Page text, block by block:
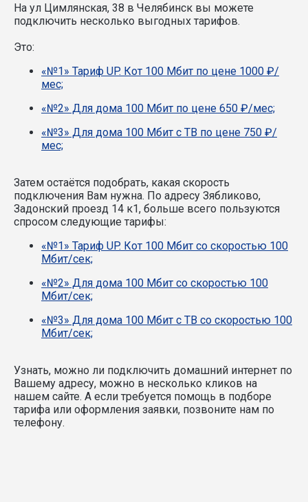
На ул Цимлянская, 38 в Челябинск вы можете
подключить несколько выгодных тарифов.
Это:
«№1» Тариф UP. Кот 100 Мбит по цене 1000 ₽/
мес;
«№2» Для дома 100 Мбит по цене 650 ₽/мес;
«№3» Для дома 100 Мбит с ТВ по цене 750 ₽/
мес;
Затем остаётся подобрать, какая скорость
подключения Вам нужна. По адресу Зябликово,
Задонский проезд 14 к1, больше всего пользуются
спросом следующие тарифы:
«№1» Тариф UP. Кот 100 Мбит со скоростью 100
Мбит/сек;
«№2» Для дома 100 Мбит со скоростью 100
Мбит/сек;
«№3» Для дома 100 Мбит с ТВ со скоростью 100
Мбит/сек;
Узнать, можно ли подключить домашний интернет по
Вашему адресу, можно в несколько кликов на
нашем сайте. А если требуется помощь в подборе
тарифа или оформления заявки, позвоните нам по
телефону.